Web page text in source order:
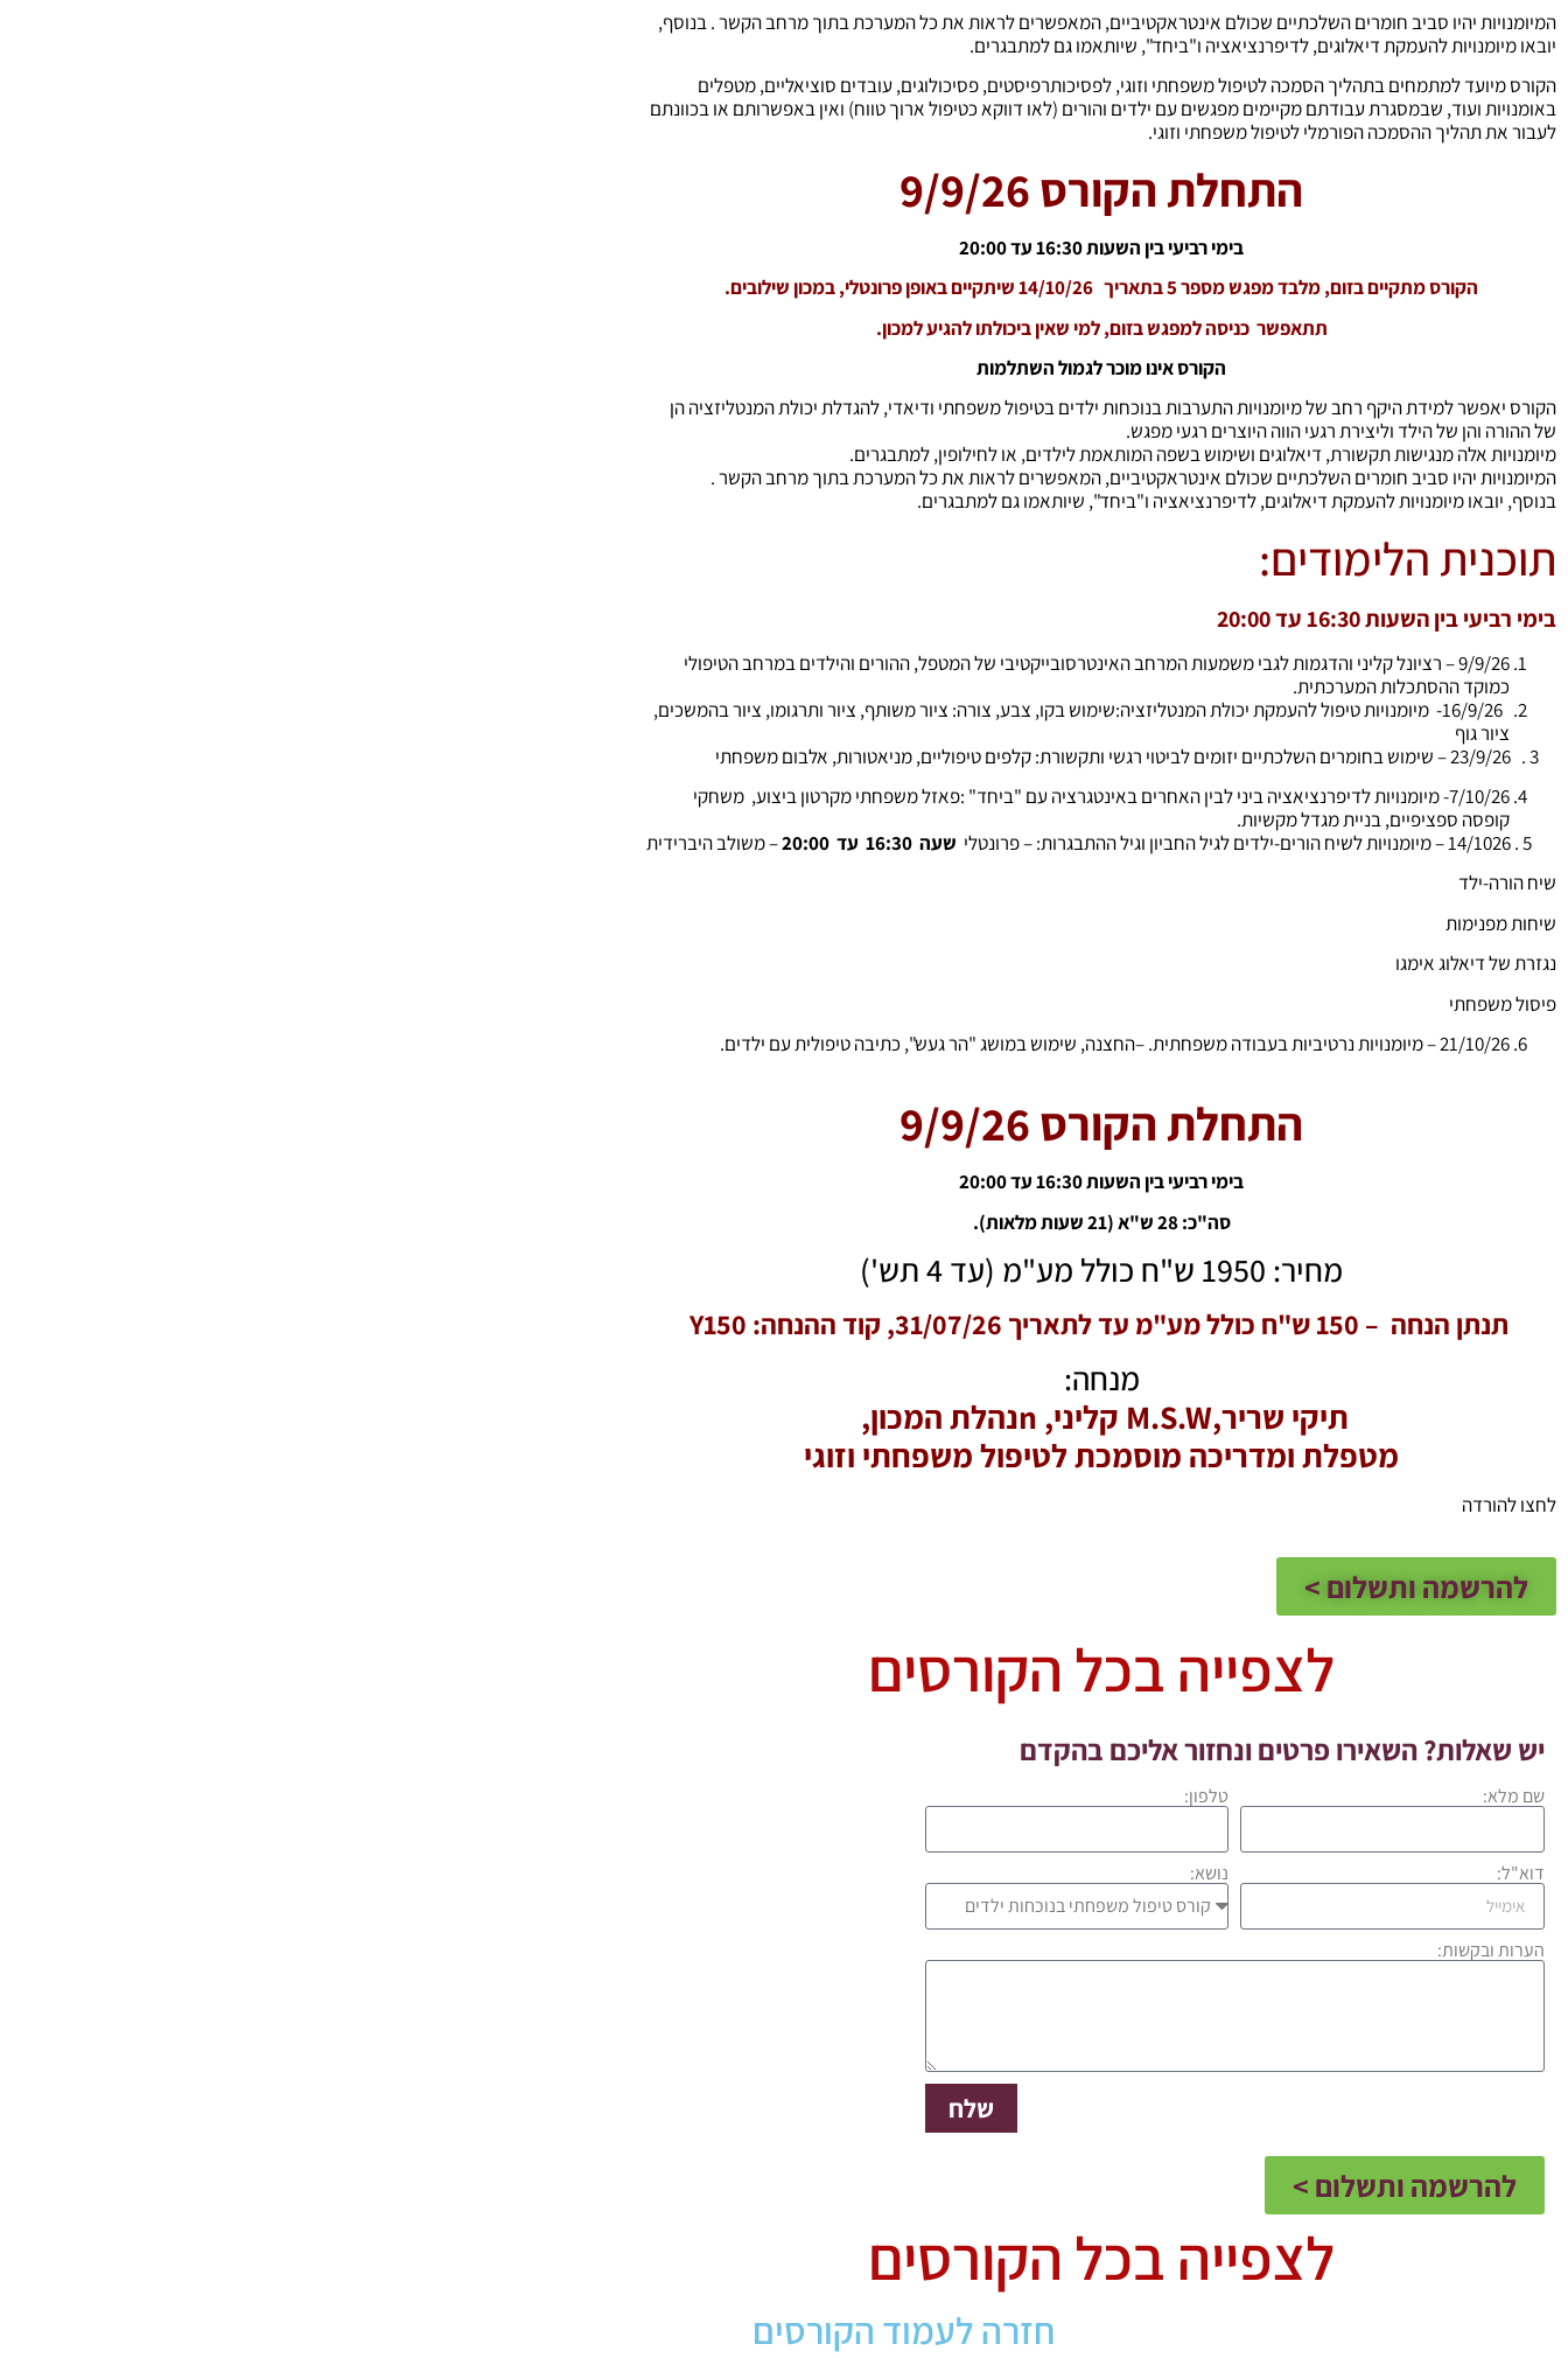
המיומנויות יהיו סביב חומרים השלכתיים שכולם אינטראקטיביים, המאפשרים לראות את כל המערכת בתוך מרחב הקשר . בנוסף,
יובאו מיומנויות להעמקת דיאלוגים, לדיפרנציאציה ו"ביחד", שיותאמו גם למתבגרים.
הקורס מיועד למתמחים בתהליך הסמכה לטיפול משפחתי וזוגי, לפסיכותרפיסטים, פסיכולוגים, עובדים סוציאליים, מטפלים
באומנויות ועוד, שבמסגרת עבודתם מקיימים מפגשים עם ילדים והורים (לאו דווקא כטיפול ארוך טווח) ואין באפשרותם או בכוונתם
לעבור את תהליך ההסמכה הפורמלי לטיפול משפחתי וזוגי.
התחלת הקורס 9/9/26
בימי רביעי בין השעות 16:30 עד 20:00
הקורס מתקיים בזום, מלבד מפגש מספר 5 בתאריך 14/10/26 שיתקיים באופן פרונטלי, במכון שילובים.
תתאפשר כניסה למפגש בזום, למי שאין ביכולתו להגיע למכון.
הקורס אינו מוכר לגמול השתלמות
הקורס יאפשר למידת היקף רחב של מיומנויות התערבות בנוכחות ילדים בטיפול משפחתי ודיאדי, להגדלת יכולת המנטליזציה הן
של ההורה והן של הילד וליצירת רגעי הווה היוצרים רגעי מפגש.
מיומנויות אלה מנגישות תקשורת, דיאלוגים ושימוש בשפה המותאמת לילדים, או לחילופין, למתבגרים.
המיומנויות יהיו סביב חומרים השלכתיים שכולם אינטראקטיביים, המאפשרים לראות את כל המערכת בתוך מרחב הקשר .
בנוסף, יובאו מיומנויות להעמקת דיאלוגים, לדיפרנציאציה ו"ביחד", שיותאמו גם למתבגרים.
תוכנית הלימודים:
בימי רביעי בין השעות 16:30 עד 20:00
9/9/26 – רציונל קליני והדגמות לגבי משמעות המרחב האינטרסובייקטיבי של המטפל, ההורים והילדים במרחב הטיפולי
כמוקד ההסתכלות המערכתית.
16/9/26- מיומנויות טיפול להעמקת יכולת המנטליזציה:שימוש בקו, צבע, צורה: ציור משותף, ציור ותרגומו, ציור בהמשכים,
ציור גוף
7/10/26- מיומנויות לדיפרנציאציה ביני לבין האחרים באינטגרציה עם "ביחד" :פאזל משפחתי מקרטון ביצוע, משחקי
קופסה ספציפיים, בניית מגדל מקשיות.
שעה 16:30 עד 20:00– משולב היברידית
שיח הורה-ילד
שיחות מפנימות
נגזרת של דיאלוג אימגו
פיסול משפחתי
21/10/26 – מיומנויות נרטיביות בעבודה משפחתית. –החצנה, שימוש במושג "הר געש", כתיבה טיפולית עם ילדים.
התחלת הקורס 9/9/26
בימי רביעי בין השעות 16:30 עד 20:00
סה"כ: 28 ש"א (21 שעות מלאות).
מחיר: 1950 ש"ח כולל מע"מ (עד 4 תש')
תנתן הנחה – 150 ש"ח כולל מע"מ עד לתאריך 31/07/26, קוד ההנחה: Y150
מנחה:
תיקי שריר,M.S.W קליני, n
נהלת המכון,
מטפלת ומדריכה מוסמכת לטיפול משפחתי וזוגי
לחצו להורדה
להרשמה ותשלום >
לצפייה בכל הקורסים
יש שאלות? השאירו פרטים ונחזור אליכם בהקדם
שם מלא: טלפון:
דוא"ל: נושא:
הערות ובקשות:
שלח
להרשמה ותשלום >
לצפייה בכל הקורסים
חזרה לעמוד הקורסים